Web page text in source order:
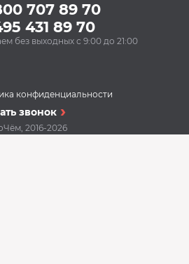
707 89 70
431 89 70
без выходных с 9:00 до 21:00
конфиденциальности
звонок
2016-2026